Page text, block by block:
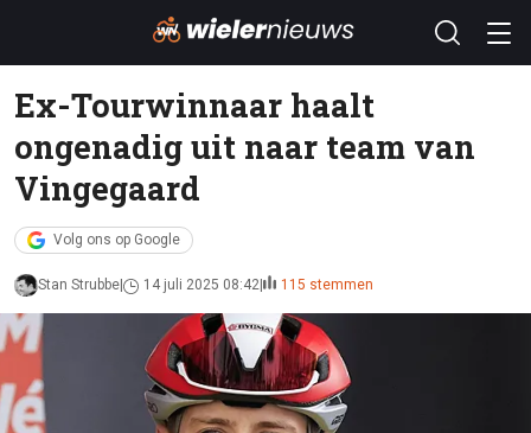
Ex-Tourwinnaar haalt
ongenadig uit naar team van
Vingegaard
Volg ons op Google
Stan Strubbe 14 juli 2025 08:42 115 stemmen